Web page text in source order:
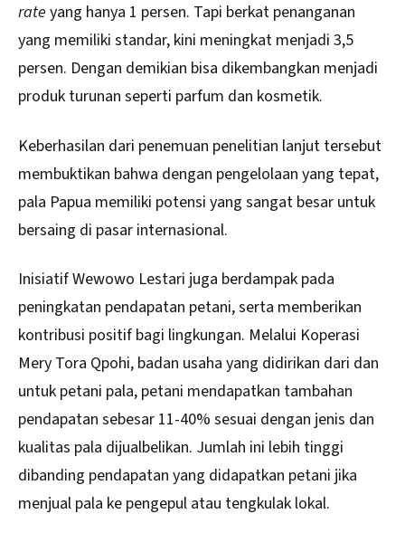
rate yang hanya 1 persen. Tapi berkat penanganan
yang memiliki standar, kini meningkat menjadi 3,5
persen. Dengan demikian bisa dikembangkan menjadi
produk turunan seperti parfum dan kosmetik.
Keberhasilan dari penemuan penelitian lanjut tersebut
membuktikan bahwa dengan pengelolaan yang tepat,
pala Papua memiliki potensi yang sangat besar untuk
bersaing di pasar internasional.
Inisiatif Wewowo Lestari juga berdampak pada
peningkatan pendapatan petani, serta memberikan
kontribusi positif bagi lingkungan. Melalui Koperasi
Mery Tora Qpohi, badan usaha yang didirikan dari dan
untuk petani pala, petani mendapatkan tambahan
pendapatan sebesar 11-40% sesuai dengan jenis dan
kualitas pala dijualbelikan. Jumlah ini lebih tinggi
dibanding pendapatan yang didapatkan petani jika
menjual pala ke pengepul atau tengkulak lokal.